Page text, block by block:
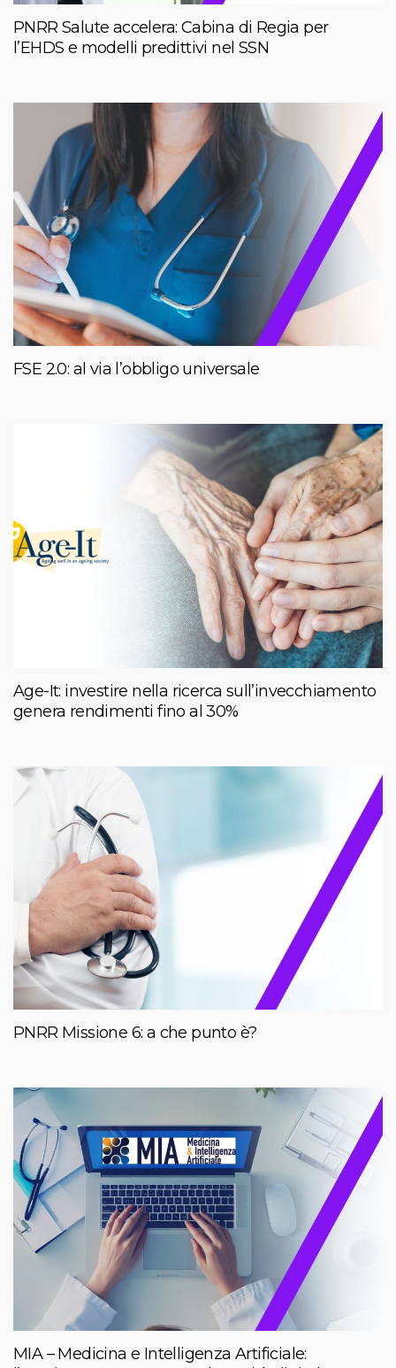
PNRR Salute accelera: Cabina di Regia per
l’EHDS e modelli predittivi nel SSN
FSE 2.0: al via l’obbligo universale
Age-It: investire nella ricerca sull’invecchiamento
genera rendimenti fino al 30%
PNRR Missione 6: a che punto è?
MIA – Medicina e Intelligenza Artificiale: